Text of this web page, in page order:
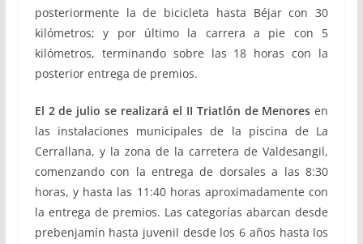
posteriormente la de bicicleta hasta Béjar con 30
kilómetros; y por último la carrera a pie con 5
kilómetros, terminando sobre las 18 horas con la
posterior entrega de premios.
El 2 de julio se realizará el II Triatlón de Menores en
las instalaciones municipales de la piscina de La
Cerrallana, y la zona de la carretera de Valdesangil,
comenzando con la entrega de dorsales a las 8:30
horas, y hasta las 11:40 horas aproximadamente con
la entrega de premios. Las categorías abarcan desde
prebenjamín hasta juvenil desde los 6 años hasta los